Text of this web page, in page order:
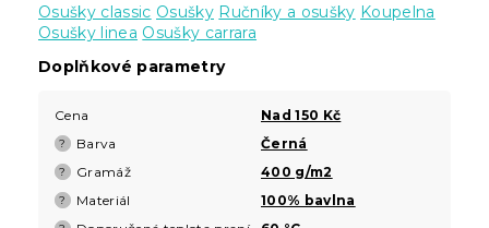
Osušky classic Osušky Ručníky a osušky Koupelna
Osušky linea Osušky carrara
Doplňkové parametry
Cena Nad 150 Kč
? Barva Černá
? Gramáž 400 g/m2
? Materiál 100% bavlna